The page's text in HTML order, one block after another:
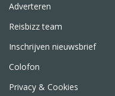
Adverteren
Reisbizz team
Inschrijven nieuwsbrief
Colofon
Privacy & Cookies